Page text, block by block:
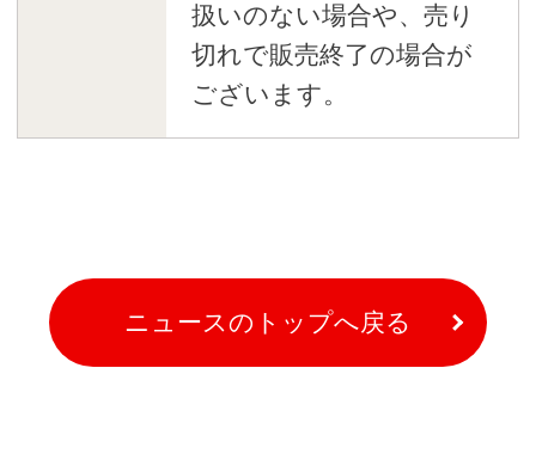
扱いのない場合や、売り
切れで販売終了の場合が
ございます。
ニュースのトップへ戻る